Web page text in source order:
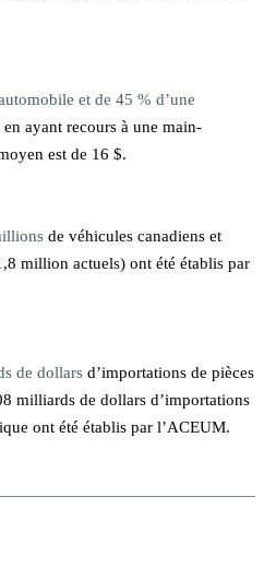
et de 45 % d’une
ayant recours à une main-
est de 16 $.
de véhicules canadiens et
million actuels) ont été établis par
de dollars d’importations de pièces
milliards de dollars d’importations
ont été établis par l’ACEUM.